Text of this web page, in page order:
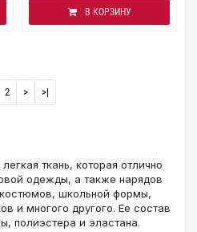
В КОРЗИНУ
2 > >|
ткань, которая отлично
одежды, а также нарядов
школьной формы,
и многого другого. Ее состав
полиэстера и эластана.